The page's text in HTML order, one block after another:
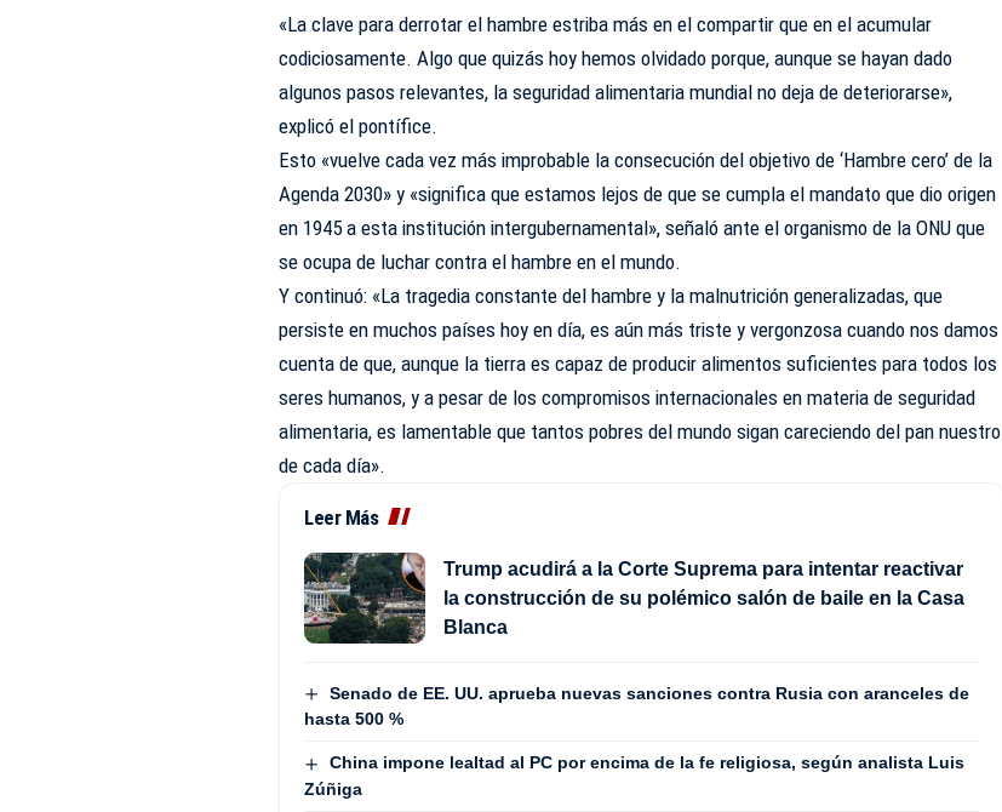
«La clave para derrotar el hambre estriba más en el compartir que en el acumular
codiciosamente. Algo que quizás hoy hemos olvidado porque, aunque se hayan dado
algunos pasos relevantes, la seguridad alimentaria mundial no deja de deteriorarse»,
explicó el pontífice.
Esto «vuelve cada vez más improbable la consecución del objetivo de ‘Hambre cero’ de la
Agenda 2030» y «significa que estamos lejos de que se cumpla el mandato que dio origen
en 1945 a esta institución intergubernamental», señaló ante el organismo de la ONU que
se ocupa de luchar contra el hambre en el mundo.
Y continuó: «La tragedia constante del hambre y la malnutrición generalizadas, que
persiste en muchos países hoy en día, es aún más triste y vergonzosa cuando nos damos
cuenta de que, aunque la tierra es capaz de producir alimentos suficientes para todos los
seres humanos, y a pesar de los compromisos internacionales en materia de seguridad
alimentaria, es lamentable que tantos pobres del mundo sigan careciendo del pan nuestro
de cada día».
Leer Más
Trump acudirá a la Corte Suprema para intentar reactivar
la construcción de su polémico salón de baile en la Casa
Blanca
Senado de EE. UU. aprueba nuevas sanciones contra Rusia con aranceles de
hasta 500 %
China impone lealtad al PC por encima de la fe religiosa, según analista Luis
Zúñiga